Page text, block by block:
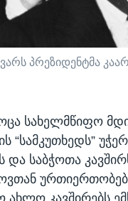
პრეზიდენტმა
სახელმწიფო
“სამკუთხედს”
და საბჭოთა